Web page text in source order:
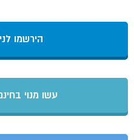
הירשמו
עשו מנוי